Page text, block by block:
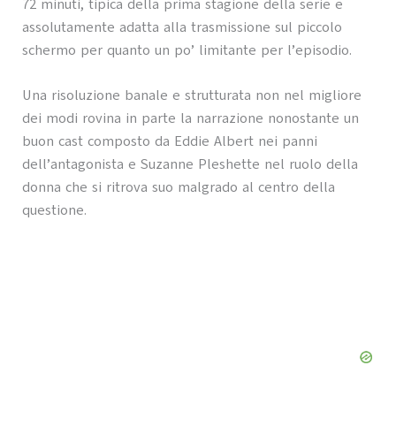
72 minuti, tipica della prima stagione della serie e
assolutamente adatta alla trasmissione sul piccolo
schermo per quanto un po’ limitante per l’episodio.
Una risoluzione banale e strutturata non nel migliore
dei modi rovina in parte la narrazione nonostante un
buon cast composto da Eddie Albert nei panni
dell’antagonista e Suzanne Pleshette nel ruolo della
donna che si ritrova suo malgrado al centro della
questione.